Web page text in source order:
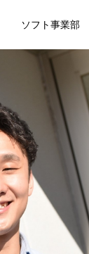
ソフト事業部